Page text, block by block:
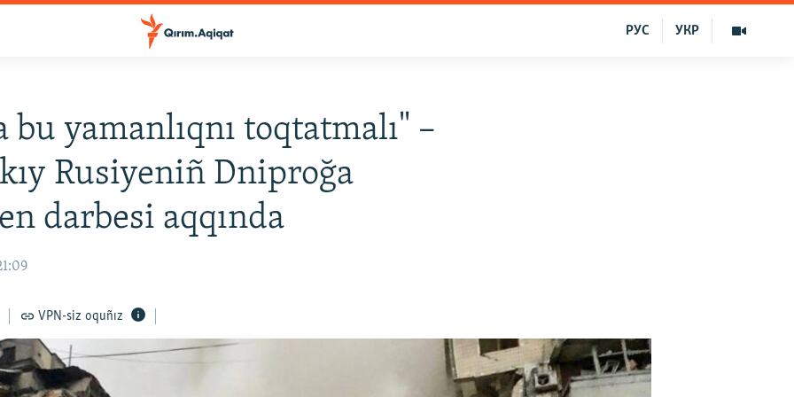
УКР
РУС
bu yamanlıqnı toqtatmalı" –
Rusiyeniñ Dniproğa
darbesi aqqında
VPN-siz oquñız